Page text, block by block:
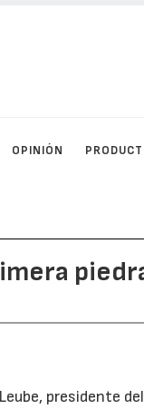
OPINIÓN
presidente